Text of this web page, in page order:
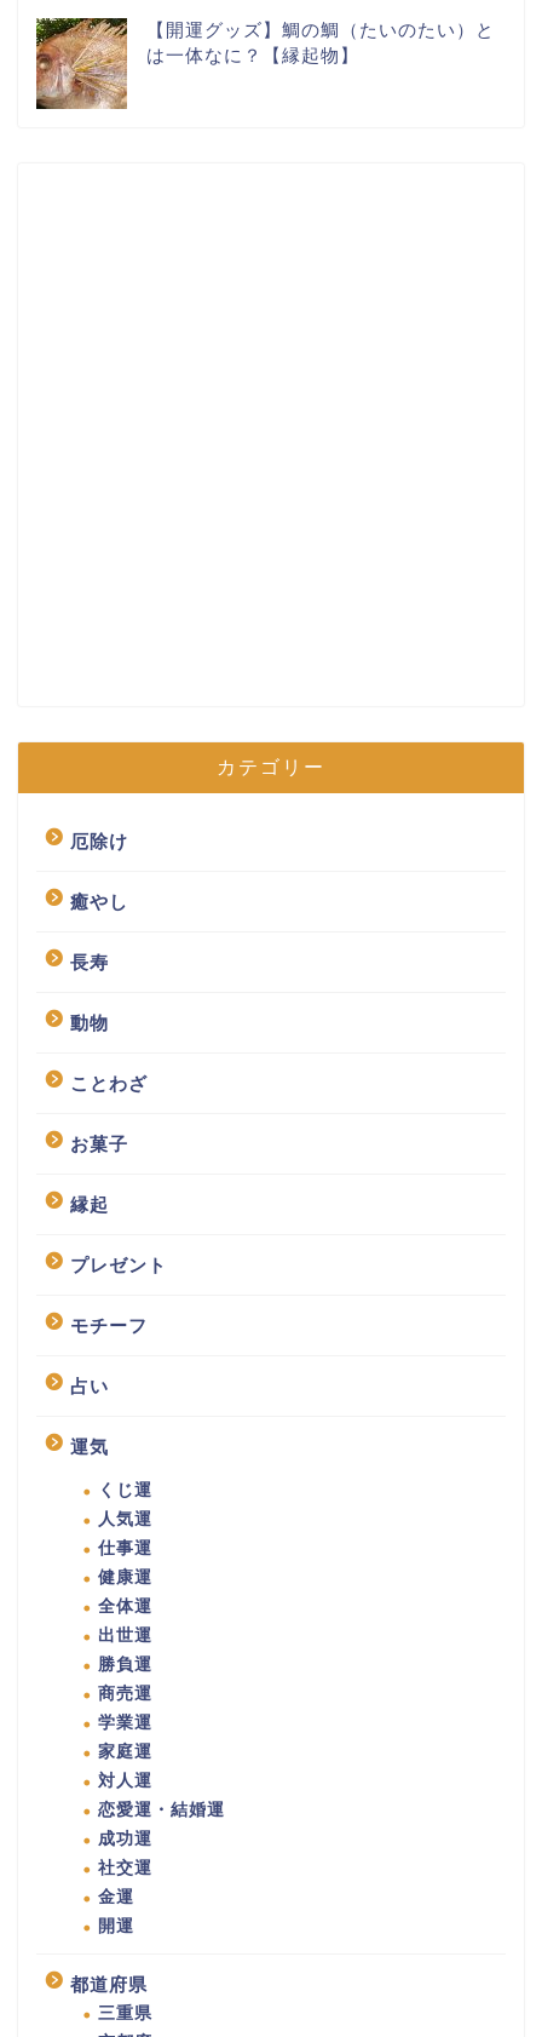
【開運グッズ】鯛の鯛（たいのたい）と
は一体なに？【縁起物】
カテゴリー
厄除け
癒やし
長寿
動物
ことわざ
お菓子
縁起
プレゼント
モチーフ
占い
運気
くじ運
人気運
仕事運
健康運
全体運
出世運
勝負運
商売運
学業運
家庭運
対人運
恋愛運・結婚運
成功運
社交運
金運
開運
都道府県
三重県